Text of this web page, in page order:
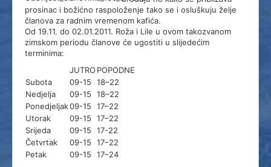
Info
Dokumenti
Splitski Festival Jedrenja
prosinac i božićno raspoloženje tako se i osluškuju želje
članova za radnim vremenom kafića.
Od 19.11. do 02.01.2011. Roža i Lile u ovom takozvanom
zimskom periodu članove će ugostiti u slijedećim
terminima:
JUTRO POPODNE
Subota
09-15
18–22
Nedjelja
09-15
18–22
Ponedjeljak09-15
17–22
Utorak
09-15
17–22
Srijeda
09-15
17-22
Četvrtak
09-15
17–22
Petak
09-15 17–24